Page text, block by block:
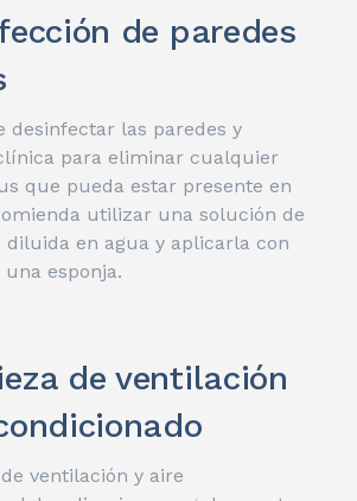
de paredes
desinfectar las paredes y
para eliminar cualquier
que pueda estar presente en
utilizar una solución de
diluida en agua y aplicarla con
esponja.
de ventilación
ventilación y aire